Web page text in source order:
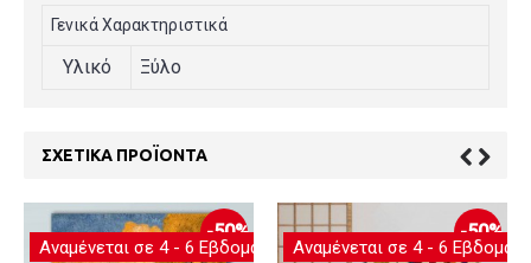
Γενικά Χαρακτηριστικά
Υλικό Ξύλο
ΣΧΕΤΙΚΆ ΠΡΟΪΌΝΤΑ
-50%
Αναμένεται σε 4 - 6 Εβδομάδες
-50%
Αναμένεται σε 4 - 6